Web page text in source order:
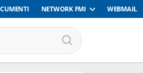
NETWORK FMI WEBMAIL